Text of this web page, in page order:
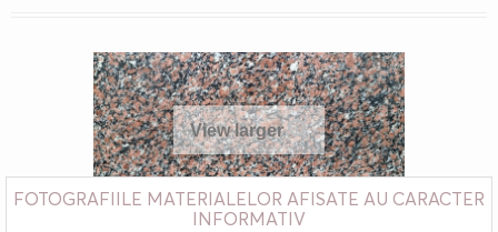
View larger
FOTOGRAFIILE MATERIALELOR AFISATE AU CARACTER
INFORMATIV